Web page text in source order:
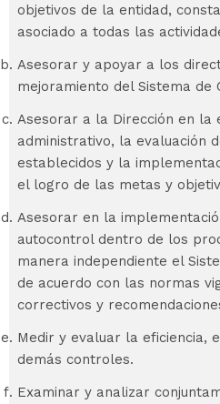
objetivos de la entidad,
asociado a todas las
Asesorar y apoyar a los
mejoramiento del Sistema de
Asesorar a la Dirección en la
administrativo, la evaluación
establecidos y la
el logro de las metas y
Asesorar en la
autocontrol dentro de los
manera independiente el
de acuerdo con las normas
correctivos y
Medir y evaluar la eficiencia,
demás controles.
Examinar y analizar